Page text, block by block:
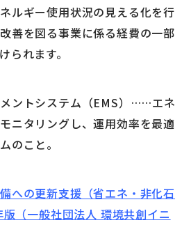
ルギー使用状況の見える化を行
善を図る事業に係る経費の一部
られます。
ントシステム（EMS）……エネ
ニタリングし、運用効率を最適
のこと。
への更新支援（省エネ・非化石
（一般社団法人 環境共創イニ